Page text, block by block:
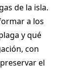
de la isla.
a los
y qué
con
el